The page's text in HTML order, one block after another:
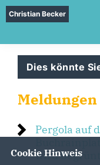
Christian Becker
Dies könnte
Meldungen
Pergola auf
wird begrünt
Cookie Hinweis